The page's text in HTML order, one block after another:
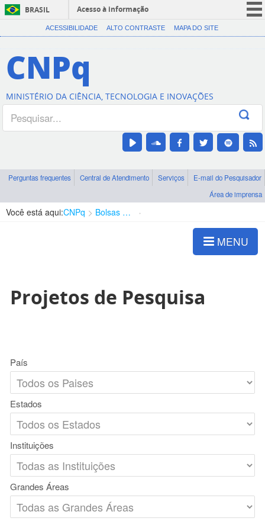
BRASIL
Acesso à informação
CORONAVÍRUS (COVID-19)
Canais
ACESSIBILIDADE ALTO CONTRASTE MAPA DO SITE
CNPq
MINISTÉRIO DA CIÊNCIA, TECNOLOGIA E INOVAÇÕES
Perguntas frequentes Central de Atendimento Serviços
E-mail do Pesquisador
Área de imprensa
Você está aqui:CNPq Bolsas e Auxílios Vigentes
MENU
Projetos de Pesquisa
País
Estados
Instituições
Grandes Áreas